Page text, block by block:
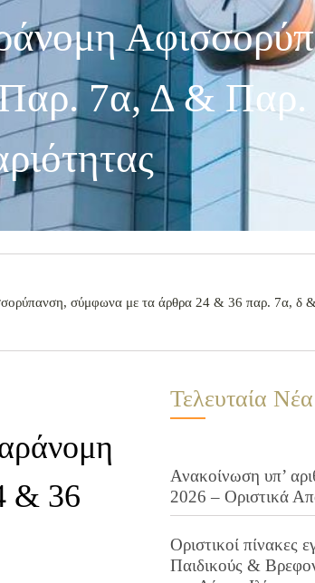
7α, Δ & Παρ.
σύμφωνα με τα άρθρα 24 & 36 παρ. 7α, δ
& 36
Τελευταία Νέα
Ανακοίνωση υπ’
2026 – Οριστικά
Οριστικοί πίνακες
Παιδικούς &